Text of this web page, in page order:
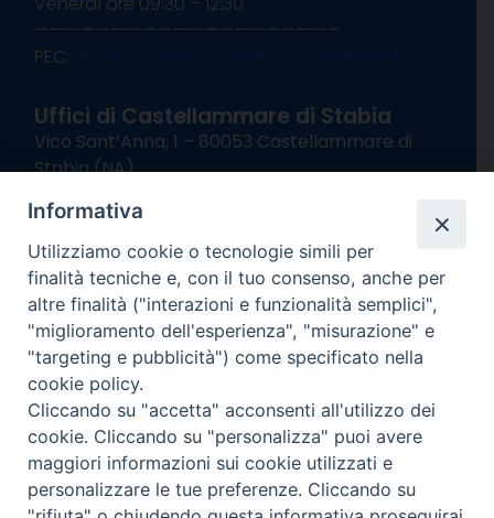
———————————————————–
PEC:
Uffici di Castellammare di Stabia
Vico Sant’Anna, 1 – 80053 Castellammare di
Stabia (NA)
Giorni ed Orari Apertura Uffici:
Lunedì e Mercoledì ore 09:00 – 13:00
Uffici Matrimoni:
Lunedì e Mercoledì ore 09:30 – 12:30
seguici su
Channel
Informativa Privacy
COPYRIGHT © 2013-2025
Informativa
Utilizziamo cookie o tecnologie simili per
finalità tecniche e, con il tuo consenso, anche per
altre finalità ("interazioni e funzionalità semplici",
"miglioramento dell'esperienza", "misurazione" e
"targeting e pubblicità") come specificato nella
cookie policy.
Cliccando su "accetta" acconsenti all'utilizzo dei
cookie. Cliccando su "personalizza" puoi avere
maggiori informazioni sui cookie utilizzati e
personalizzare le tue preferenze. Cliccando su